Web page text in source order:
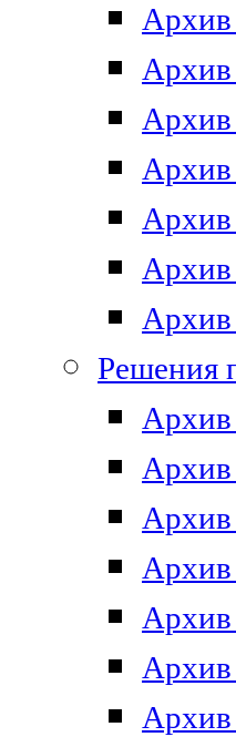
Архив
Архив
Архив
Архив
Архив
Архив
Архив
Решения